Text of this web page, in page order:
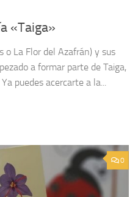
«Taiga»
o La Flor del Azafrán) y sus
a formar parte de Taiga,
puedes acercarte a la...
0